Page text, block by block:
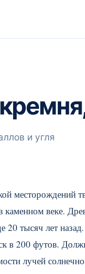
и угля
месторождений
каменном веке.
20 тысяч лет
в 200 футов.
лучей